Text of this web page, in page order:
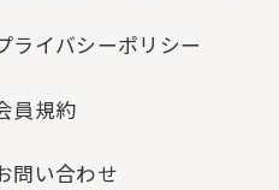
ライバシーポリシー
員規約
問い合わせ